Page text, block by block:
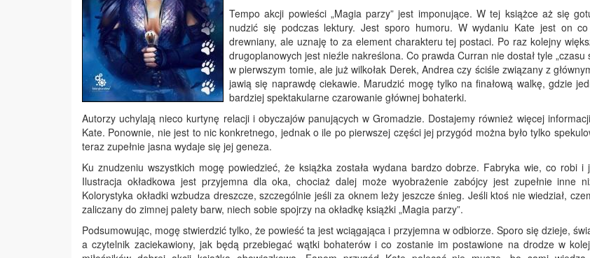
Tempo akcji powieści „Magia parzy” jest imponujące. W tej książce aż się
nudzić się podczas lektury. Jest sporo humoru. W wydaniu Kate jest on
drewniany, ale uznaję to za element charakteru tej postaci. Po raz kolejny
drugoplanowych jest nieźle nakreślona. Co prawda Curran nie dostał tyle „czasu
w pierwszym tomie, ale już wilkołak Derek, Andrea czy ściśle związany z
jawią się naprawdę ciekawie. Marudzić mogę tylko na finałową walkę, gdzie
bardziej spektakularne czarowanie głównej bohaterki.
Autorzy uchylają nieco kurtynę relacji i obyczajów panujących w Gromadzie. Dostajemy również więcej
Kate. Ponownie, nie jest to nic konkretnego, jednak o ile po pierwszej części jej przygód można było tylko
teraz zupełnie jasna wydaje się jej geneza.
Ku znudzeniu wszystkich mogę powiedzieć, że książka została wydana bardzo dobrze. Fabryka wie, co robi
Ilustracja okładkowa jest przyjemna dla oka, chociaż dalej może wyobrażenie zabójcy jest zupełnie inne
Kolorystyka okładki wzbudza dreszcze, szczególnie jeśli za oknem leży jeszcze śnieg. Jeśli ktoś nie wiedział,
zaliczany do zimnej palety barw, niech sobie spojrzy na okładkę książki „Magia parzy”.
Podsumowując, mogę stwierdzić tylko, że powieść ta jest wciągająca i przyjemna w odbiorze. Sporo się dzieje,
a czytelnik zaciekawiony, jak będą przebiegać wątki bohaterów i co zostanie im postawione na drodze w